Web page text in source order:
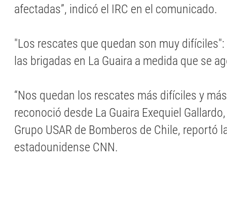
afectadas”, indicó el IRC en el comunicado.
"Los rescates que quedan son muy
las brigadas en La Guaira a medida que se
“Nos quedan los rescates más difíciles y
reconoció desde La Guaira Exequiel
Grupo USAR de Bomberos de Chile, reportó
estadounidense CNN.